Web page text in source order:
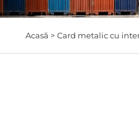
Acasă > Card metalic cu